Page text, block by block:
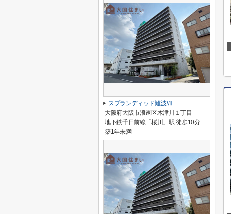
スプランディッド難波Ⅶ
大阪府大阪市浪速区木津川１丁目
地下鉄千日前線「桜川」駅 徒歩10分
築1年未満